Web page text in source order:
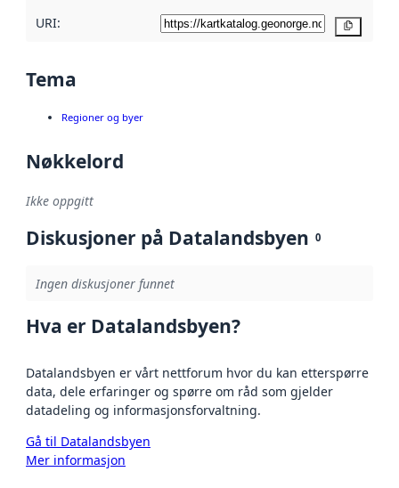
URI:
Tema
Regioner og byer
Nøkkelord
Ikke oppgitt
Diskusjoner på Datalandsbyen 0
Ingen diskusjoner funnet
Hva er Datalandsbyen?
Datalandsbyen er vårt nettforum hvor du kan etterspørre
data, dele erfaringer og spørre om råd som gjelder
datadeling og informasjonsforvaltning.
Gå til Datalandsbyen
Mer informasjon